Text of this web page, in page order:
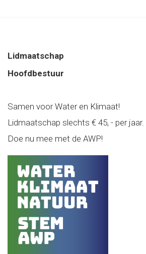
Lidmaatschap
Hoofdbestuur
Samen voor Water en Klimaat!
Lidmaatschap slechts € 45, - per jaar.
Doe nu mee met de AWP!